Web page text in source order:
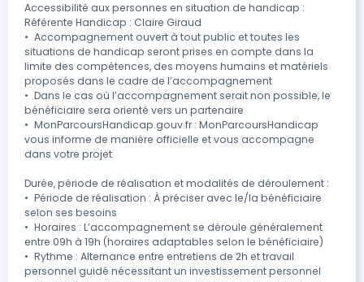
Accessibilité aux personnes en situation de handicap :
Référente Handicap : Claire Giraud
•	Accompagnement ouvert à tout public et toutes les
situations de handicap seront prises en compte dans la
limite des compétences, des moyens humains et matériels
proposés dans le cadre de l’accompagnement
•	Dans le cas où l’accompagnement serait non possible, le
bénéficiaire sera orienté vers un partenaire
•	MonParcoursHandicap.gouv.fr : MonParcoursHandicap
vous informe de manière officielle et vous accompagne
dans votre projet
Durée, période de réalisation et modalités de déroulement :
•	Période de réalisation : À préciser avec le/la bénéficiaire
selon ses besoins
•	Horaires : L’accompagnement se déroule généralement
entre 09h à 19h (horaires adaptables selon le bénéficiaire)
•	Rythme : Alternance entre entretiens de 2h et travail
personnel guidé nécessitant un investissement personnel